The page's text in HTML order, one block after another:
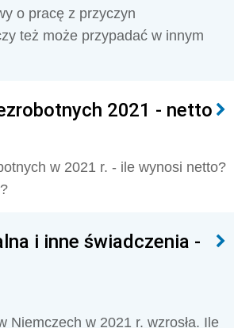
o pracę z przyczyn
też może przypadać w innym
2021 - netto
w 2021 r. - ile wynosi netto?
i inne świadczenia -
Niemczech w 2021 r. wzrosła. Ile